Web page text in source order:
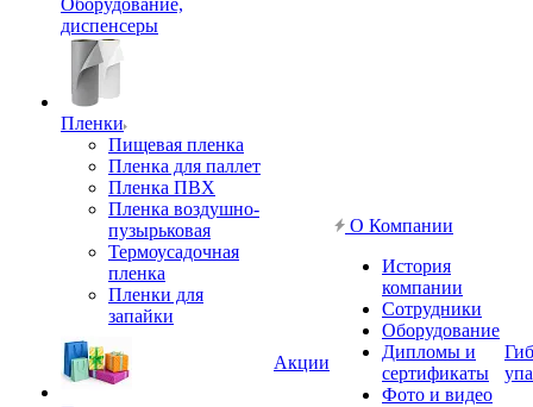
Оборудование,
диспенсеры
Пленки
Пищевая пленка
Пленка для паллет
Пленка ПВХ
Пленка воздушно-
пузырьковая
Термоусадочная
пленка
Пленки для
запайки
Акции
О Компании
История
компании
Сотрудники
Оборудование
Дипломы и
сертификаты
Фото и видео